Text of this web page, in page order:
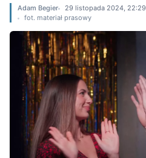
Adam Begier 29 listopada 2024, 22:29
fot. materiał prasowy